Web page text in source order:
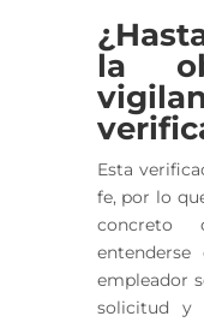
la
Esta
fe, por lo
concreto
empleador
solicitud y